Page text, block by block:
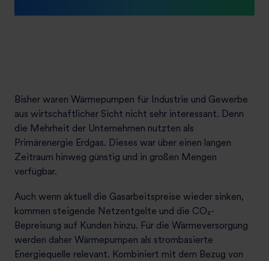
Bisher waren Wärmepumpen für Industrie und Gewerbe
aus wirtschaftlicher Sicht nicht sehr interessant. Denn
die Mehrheit der Unternehmen nutzten als
Primärenergie Erdgas. Dieses war über einen langen
Zeitraum hinweg günstig und in großen Mengen
verfügbar.
Auch wenn aktuell die Gasarbeitspreise wieder sinken,
kommen steigende Netzentgelte und die CO₂-
Bepreisung auf Kunden hinzu. Für die Wärmeversorgung
werden daher Wärmepumpen als strombasierte
Energiequelle relevant. Kombiniert mit dem Bezug von